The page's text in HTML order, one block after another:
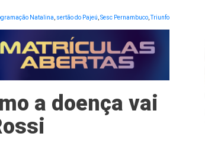
Natalina sertão do Pajeú Sesc Pernambuco,Triunfo
a doença vai